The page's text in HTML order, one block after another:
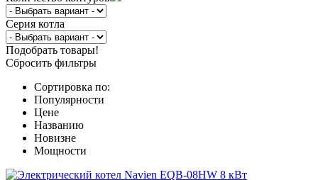
Серия котла
Подобрать товары!
Сбросить фильтры
Сортировка по:
Популярности
Цене
Названию
Новизне
Мощности